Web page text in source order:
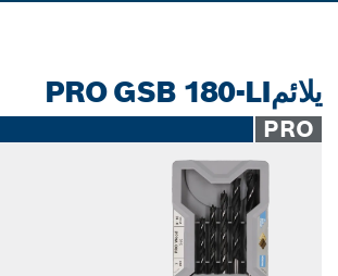
يلائمPRO GSB 180-LI
PRO